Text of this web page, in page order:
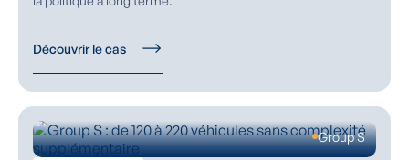
Découvrir le cas
Group S